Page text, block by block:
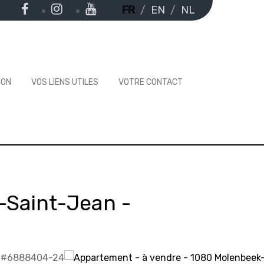
FR EN NL
VOS LIENS UTILES VOTRE CONTACT
Saint-Jean -